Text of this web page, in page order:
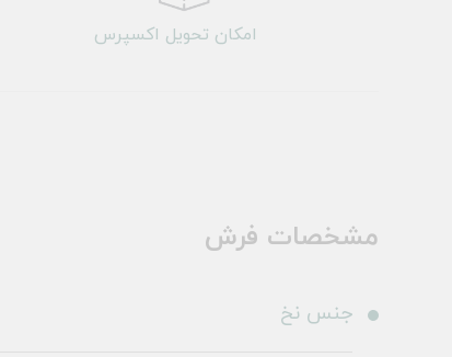
امکان تحویل اکسپرس
مشخصات فرش
جنس نخ